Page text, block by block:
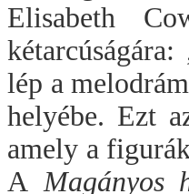
Elisabeth
lép a
helyébe. Ezt
amely a
A Magányos